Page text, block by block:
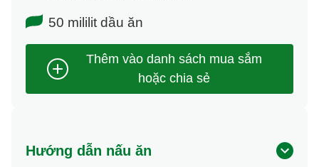
50 mililit dầu ăn
Hướng dẫn nấu ăn